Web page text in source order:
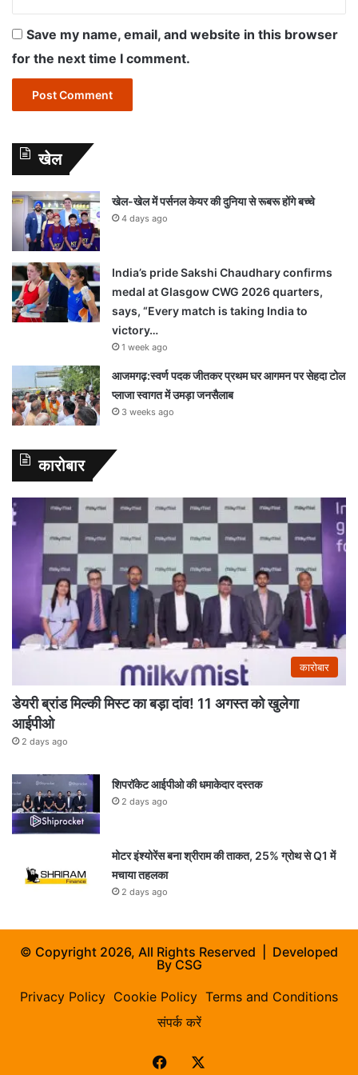
Save my name, email, and website in this browser
for the next time I comment.
खेल
खेल-खेल में पर्सनल केयर की दुनिया से रूबरू होंगे बच्चे
4 days ago
India’s pride Sakshi Chaudhary confirms
medal at Glasgow CWG 2026 quarters,
says, “Every match is taking India to
victory…
1 week ago
आजमगढ़:स्वर्ण पदक जीतकर प्रथम घर आगमन पर सेहदा टोल
प्लाजा स्वागत में उमड़ा जनसैलाब
3 weeks ago
कारोबार
कारोबार
डेयरी ब्रांड मिल्की मिस्ट का बड़ा दांव! 11 अगस्त को खुलेगा
आईपीओ
2 days ago
शिपरॉकेट आईपीओ की धमाकेदार दस्तक
2 days ago
मोटर इंश्योरेंस बना श्रीराम की ताकत, 25% ग्रोथ से Q1 में
मचाया तहलका
2 days ago
© Copyright 2026, All Rights Reserved | Developed
ByCSG
Privacy Policy Cookie Policy Terms and Conditions
संपर्क करें
Facebook